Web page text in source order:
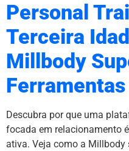
Personal
Terceira
Millbody
Descubra por que uma
focada em relacionamento
ativa. Veja como a Millbody